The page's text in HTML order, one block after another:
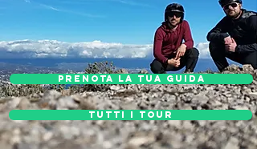
PRENOTA LA TUA GUIDA
TUTTI I TOUR